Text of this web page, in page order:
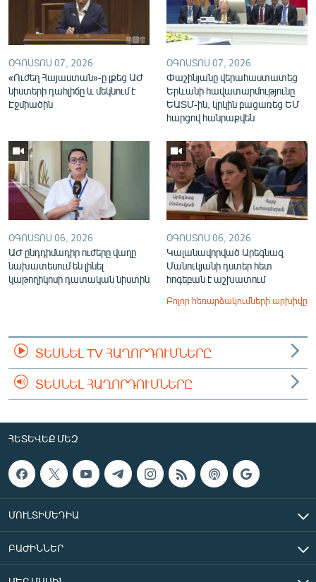
ՕԳՈՍՏՈՍ 07, 2026
«Ուժեղ Հայաստան»-ը լքեց ԱԺ
նիստերի դահլիճը և մեկնում է
Էջմիածին
ՕԳՈՍՏՈՍ 07, 2026
Փաշինյանը վերահաստատեց
Երևանի հավատարմությունը
ԵԱՏՄ-ին, կրկին բացառեց ԵՄ
հարցով հանրաքվեն
ՕԳՈՍՏՈՍ 06, 2026
ԱԺ ընդդիմադիր ուժերը վաղը
նախատեսում են լինել
կաթողիկոսի դատական նիստին
ՕԳՈՍՏՈՍ 06, 2026
Կալանավորված Արեգնազ
Մանուկյանի դստեր հետ
հոգեբան է աշխատում
Բոլոր հեռարձակումների արխիվը
ՏԵՍՆԵԼ TV ՀԱՂՈՐԴՈՒՄՆԵՐԸ
ՏԵՍՆԵԼ ՀԱՂՈՐԴՈՒՄՆԵՐԸ
ՀԵՏԵՎԵՔ ՄԵԶ
ՄՈՒԼՏԻՄԵԴԻԱ
ԲԱԺԻՆՆԵՐ